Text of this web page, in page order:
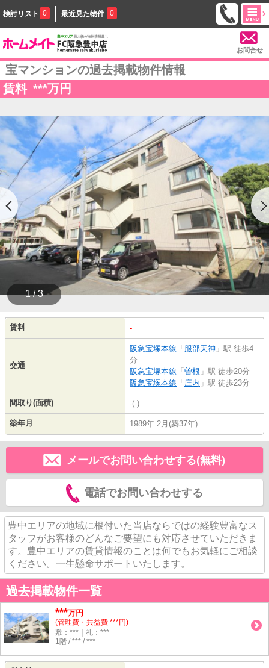
検討リスト 0 最近見た物件 0
お問合せ
宝マンションの過去掲載物件情報
賃料 ***万円
1 / 3
賃料 -
交通
阪急宝塚本線 「 服部天神 」駅 徒歩4
分
阪急宝塚本線 「 曽根 」駅 徒歩20分
阪急宝塚本線 「 庄内 」駅 徒歩23分
間取り(面積) -(-)
築年月 1989年 2月(築37年)
メールでお問い合わせする(無料)
電話でお問い合わせする
豊中エリアの地域に根付いた当店ならではの経験豊富なス
タッフがお客様のどんなご要望にも対応させていただきま
す。豊中エリアの賃貸情報のことは何でもお気軽にご相談
ください。一生懸命サポートいたします。
過去掲載物件一覧
***万円
(管理費・共益費 ***円)
敷：***｜礼：***
1階 / *** / ***